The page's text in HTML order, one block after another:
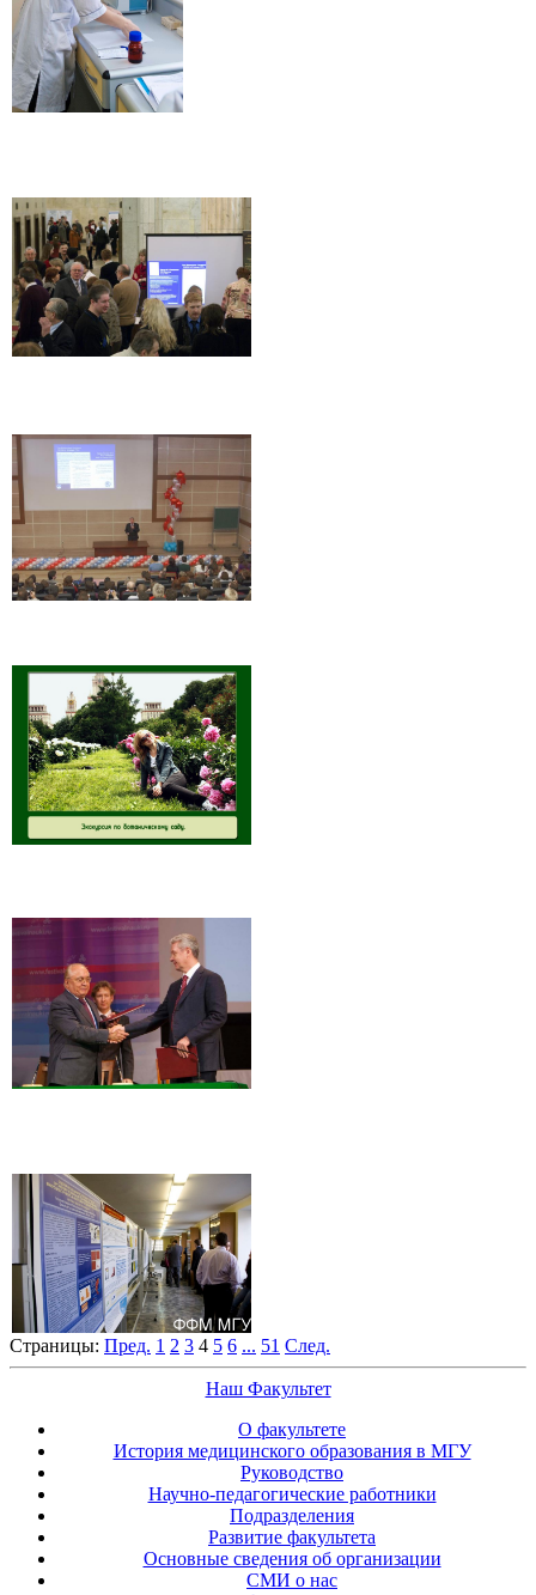
Страницы: Пред. 1 2 3 4 5 6 ... 51 След.
Наш Факультет
О факультете
История медицинского образования в МГУ
Руководство
Научно-педагогические работники
Подразделения
Развитие факультета
Основные сведения об организации
СМИ о нас